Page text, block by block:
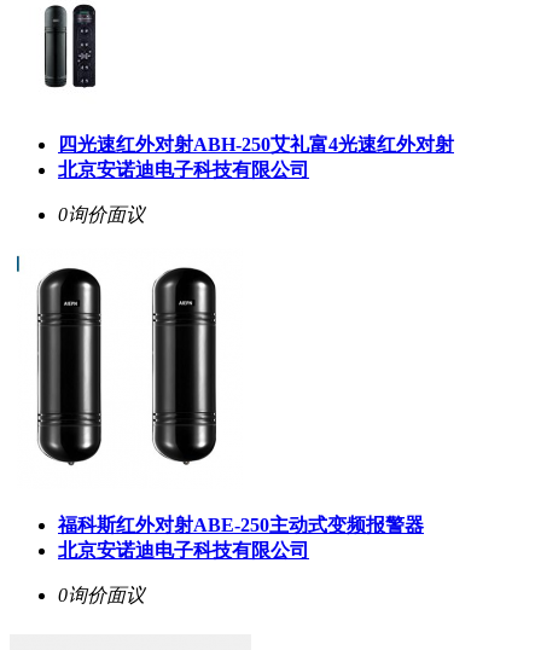
四光速红外对射ABH-250艾礼富4光速红外对射
北京安诺迪电子科技有限公司
0询价面议
福科斯红外对射ABE-250主动式变频报警器
北京安诺迪电子科技有限公司
0询价面议